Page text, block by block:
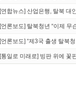
[연합뉴스] 산업은행, 탈북 대
[언론보도] 탈북청년 “이제 무
[언론보도] “제3국 출생 탈북
[통일로 미래로] 빙판 위에 꽃